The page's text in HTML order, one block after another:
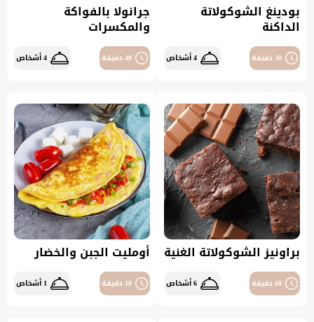
بودينغ الشوكولاتة
الداكنة
30 دقيقة 4 أشخاص
جرانولا بالفواكة
والمكسرات
40 دقيقة 4 أشخاص
براونيز الشوكولاتة الغنية
60 دقيقة 6 أشخاص
أومليت الجبن والخضار
10 دقيقة 1 أشخاص